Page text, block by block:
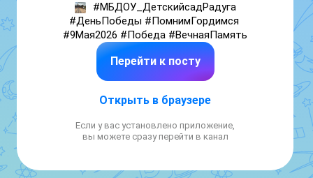
#МБДОУ_ДетскийсадРадуга
#ДеньПобеды #ПомнимГордимся
#9Мая2026 #Победа #ВечнаяПамять
Перейти к посту
Открыть в браузере
Если у вас установлено приложение,
вы можете сразу перейти в канал